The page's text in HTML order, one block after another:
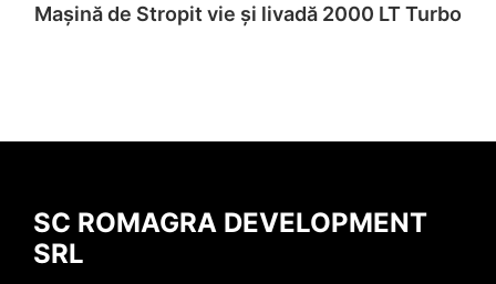
Read more
Mașină de Stropit vie și livadă 2000 LT Turbo
SC ROMAGRA DEVELOPMENT
SRL